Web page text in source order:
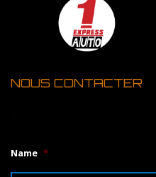
NOUS CONTACTER
Name *